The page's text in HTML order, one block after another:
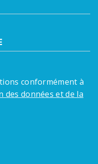
conformément à
des données et de la